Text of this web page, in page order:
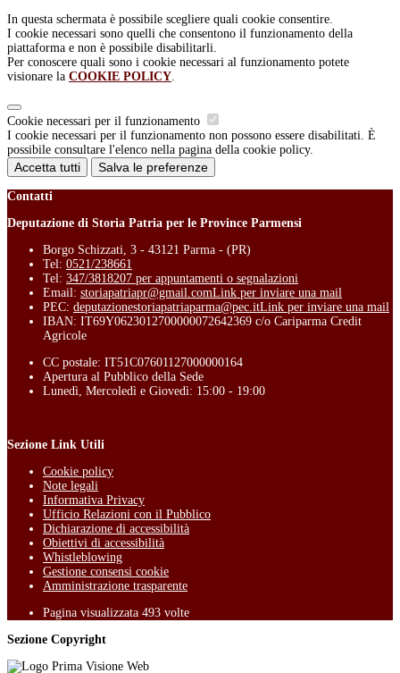
In questa schermata è possibile scegliere quali cookie consentire.
I cookie necessari sono quelli che consentono il funzionamento della
piattaforma e non è possibile disabilitarli.
Per conoscere quali sono i cookie necessari al funzionamento potete
visionare la COOKIE POLICY.
Cookie necessari per il funzionamento
I cookie necessari per il funzionamento non possono essere disabilitati. È
possibile consultare l'elenco nella pagina della cookie policy.
Accetta tutti Salva le preferenze
Contatti
Deputazione di Storia Patria per le Province Parmensi
Borgo Schizzati, 3 - 43121 Parma - (PR)
Tel: 0521/238661
Tel: 347/3818207 per appuntamenti o segnalazioni
Email: storiapatriapr@gmail.comLink per inviare una mail
PEC: deputazionestoriapatriaparma@pec.itLink per inviare una mail
IBAN: IT69Y0623012700000072642369 c/o Cariparma Credit
Agricole
CC postale: IT51C07601127000000164
Apertura al Pubblico della Sede
Lunedì, Mercoledì e Giovedì: 15:00 - 19:00
Sezione Link Utili
Cookie policy
Note legali
Informativa Privacy
Ufficio Relazioni con il Pubblico
Dichiarazione di accessibilità
Obiettivi di accessibilità
Whistleblowing
Gestione consensi cookie
Amministrazione trasparente
Pagina visualizzata 493 volte
Sezione Copyright